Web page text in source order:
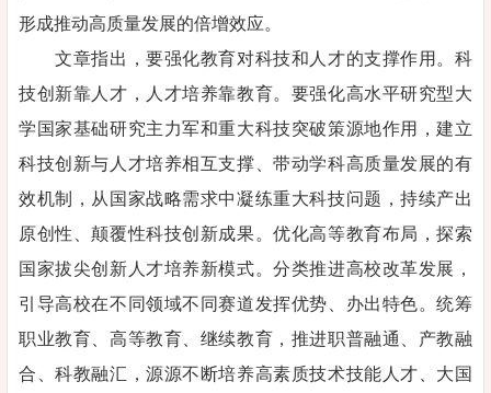
形成推动高质量发展的倍增效应。
文章指出，要强化教育对科技和人才的支撑作用。科
技创新靠人才，人才培养靠教育。要强化高水平研究型大
学国家基础研究主力军和重大科技突破策源地作用，建立
科技创新与人才培养相互支撑、带动学科高质量发展的有
效机制，从国家战略需求中凝练重大科技问题，持续产出
原创性、颠覆性科技创新成果。优化高等教育布局，探索
国家拔尖创新人才培养新模式。分类推进高校改革发展，
引导高校在不同领域不同赛道发挥优势、办出特色。统筹
职业教育、高等教育、继续教育，推进职普融通、产教融
合、科教融汇，源源不断培养高素质技术技能人才、大国